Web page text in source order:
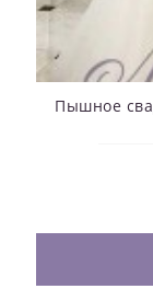
Пышное